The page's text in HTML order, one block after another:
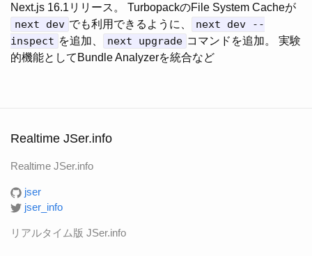
Next.js 16.1リリース。 TurbopackのFile System Cacheが
next dev でも利用できるように、
next dev --
inspect を追加、 next upgrade コマンドを追加。 実験
的機能としてBundle Analyzerを統合など
Realtime JSer.info
Realtime JSer.info
jser
jser_info
リアルタイム版 JSer.info